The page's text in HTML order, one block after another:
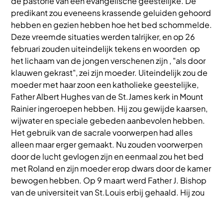
predikant zou eveneens krassende geluiden gehoord
hebben en gezien hebben hoe het bed schommelde.
Deze vreemde situaties werden talrijker, en op 26
februari zouden uiteindelijk tekens en woorden op
het lichaam van de jongen verschenen zijn , "als door
klauwen gekrast", zei zijn moeder. Uiteindelijk zou de
moeder met haar zoon een katholieke geestelijke,
Father Albert Hughes van de St.James kerk in Mount
Rainier ingeroepen hebben. Hij zou gewijde kaarsen,
wijwater en speciale gebeden aanbevolen hebben.
Het gebruik van de sacrale voorwerpen had alles
alleen maar erger gemaakt. Nu zouden voorwerpen
door de lucht gevlogen zijn en eenmaal zou het bed
met Roland en zijn moeder erop dwars door de kamer
bewogen hebben. Op 9 maart werd Father J. Bishop
van de universiteit van St.Louis erbij gehaald. Hij zou